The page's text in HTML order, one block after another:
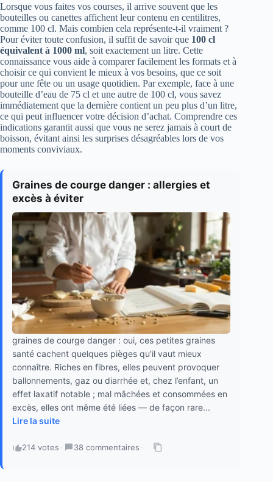
Lorsque vous faites vos courses, il arrive souvent que les
bouteilles ou canettes affichent leur contenu en centilitres,
comme 100 cl. Mais combien cela représente-t-il vraiment ?
Pour éviter toute confusion, il suffit de savoir que 100 cl
équivalent à 1000 ml, soit exactement un litre. Cette
connaissance vous aide à comparer facilement les formats et à
choisir ce qui convient le mieux à vos besoins, que ce soit
pour une fête ou un usage quotidien. Par exemple, face à une
bouteille d’eau de 75 cl et une autre de 100 cl, vous savez
immédiatement que la dernière contient un peu plus d’un litre,
ce qui peut influencer votre décision d’achat. Comprendre ces
indications garantit aussi que vous ne serez jamais à court de
boisson, évitant ainsi les surprises désagréables lors de vos
moments conviviaux.
Graines de courge danger : allergies et
excès à éviter
graines de courge danger : oui, ces petites graines
santé cachent quelques pièges qu’il vaut mieux
connaître. Riches en fibres, elles peuvent provoquer
ballonnements, gaz ou diarrhée et, chez l’enfant, un
effet laxatif notable ; mal mâchées et consommées en
excès, elles ont même été liées — de façon rare...
Lire la suite
214 votes · 38 commentaires ·